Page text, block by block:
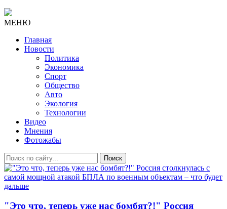
МЕНЮ
Главная
Новости
Политика
Экономика
Спорт
Общество
Авто
Экология
Технологии
Видео
Мнения
Фотожабы
Поиск
"Это что, теперь уже нас бомбят?!" Россия